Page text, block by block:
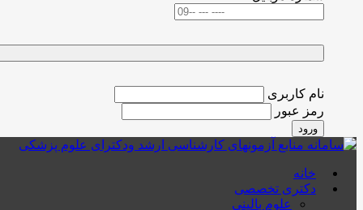
نام کاربری
رمز عبور
ورود
خانه
دکتری تخصصی
علوم بالینی